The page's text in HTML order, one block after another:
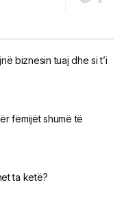
biznesin tuaj dhe si t’i
fëmijët shumë të
ta ketë?